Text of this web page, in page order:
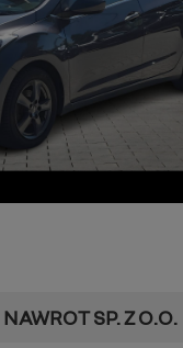
NAWROT SP. Z O.O.